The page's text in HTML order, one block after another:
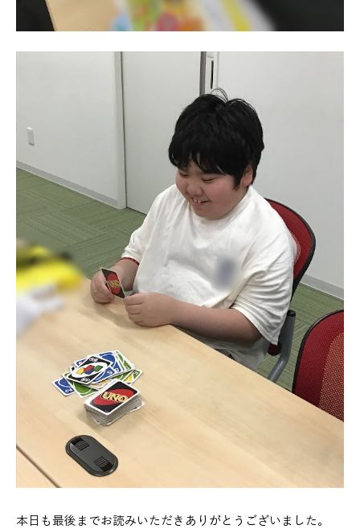
本日も最後までお読みいただきありがとうございました。